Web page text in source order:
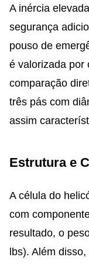
A inércia
segurança
pouso de
é valorizada por
comparação
três pás com
assim
Estrutura e
A célula do
com
resultado, o
lbs). Além